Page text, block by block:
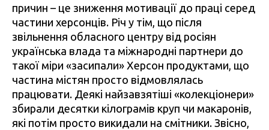
причин – це зниження мотивації до праці серед
частини херсонців. Річ у тім, що після
звільнення обласного центру від росіян
українська влада та міжнародні партнери до
такої міри «засипали» Херсон продуктами, що
частина містян просто відмовлялась
працювати. Деякі найзавзятіші «колекціонери»
збирали десятки кілограмів круп чи макаронів,
які потім просто викидали на смітники. Звісно,